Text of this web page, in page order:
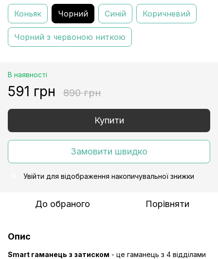
Коньяк Чорний Синій Коричневий
Чорний з червоною ниткою
В наявності
591 грн 890 грн
Купити
Замовити швидко
Увійти для відображення накопичувальної знижки
До обраного Порівняти
Опис
Smart гаманець з затиском - це гаманець з 4 відділами